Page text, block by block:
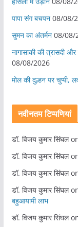
पापा संग बचपन 08/08/
सुमन का अंतर्मन 08/08/
नागासाकी की त्रासदी और
08/08/2026
मोल की दुल्हन पर चुप्पी,
नवीनतम टिप्पणियां
डॉ. विजय कुमार सिंघल
डॉ. विजय कुमार सिंघल
डॉ. विजय कुमार सिंघल
डॉ. विजय कुमार सिंघल
बहुआयामी लाभ
डॉ. विजय कुमार सिंघल